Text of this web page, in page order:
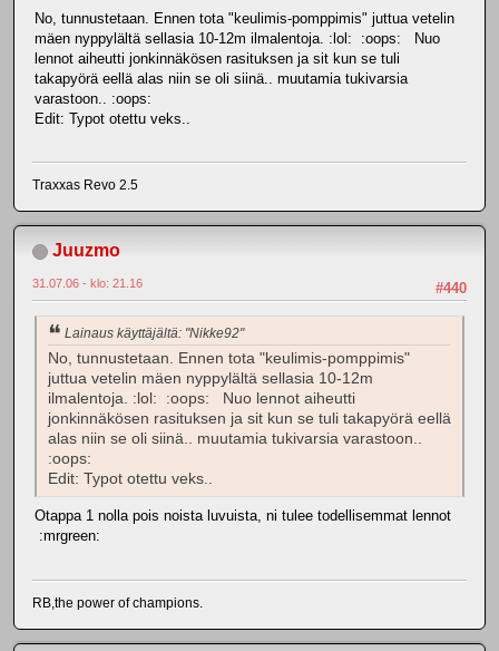
No, tunnustetaan. Ennen tota "keulimis-pomppimis" juttua vetelin
mäen nyppylältä sellasia 10-12m ilmalentoja. :lol: :oops: Nuo
lennot aiheutti jonkinnäkösen rasituksen ja sit kun se tuli
takapyörä eellä alas niin se oli siinä.. muutamia tukivarsia
varastoon.. :oops:
Edit: Typot otettu veks..
Traxxas Revo 2.5
Juuzmo
#440
31.07.06 - klo: 21.16
Lainaus käyttäjältä: "Nikke92"
No, tunnustetaan. Ennen tota "keulimis-pomppimis"
juttua vetelin mäen nyppylältä sellasia 10-12m
ilmalentoja. :lol: :oops: Nuo lennot aiheutti
jonkinnäkösen rasituksen ja sit kun se tuli takapyörä eellä
alas niin se oli siinä.. muutamia tukivarsia varastoon..
:oops:
Edit: Typot otettu veks..
Otappa 1 nolla pois noista luvuista, ni tulee todellisemmat lennot
:mrgreen:
RB,the power of champions.